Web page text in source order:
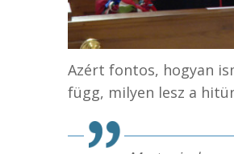
Azért fontos, hogyan
függ, milyen lesz a